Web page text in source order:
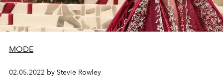
MODE
02.05.2022 by Stevie Rowley